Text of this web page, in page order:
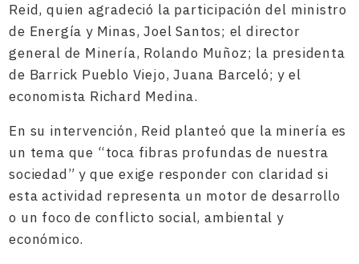
Reid, quien agradeció la participación del ministro
de Energía y Minas, Joel Santos; el director
general de Minería, Rolando Muñoz; la presidenta
de Barrick Pueblo Viejo, Juana Barceló; y el
economista Richard Medina.
En su intervención, Reid planteó que la minería es
un tema que “toca fibras profundas de nuestra
sociedad” y que exige responder con claridad si
esta actividad representa un motor de desarrollo
o un foco de conflicto social, ambiental y
económico.